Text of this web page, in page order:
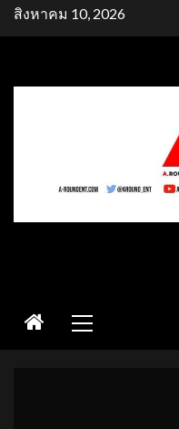
Skipสิงหาคม 10, 2026
Menu